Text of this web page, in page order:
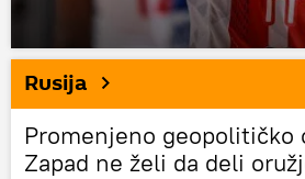
Rusija
Promenjeno geopolitičko
Zapad ne želi da deli